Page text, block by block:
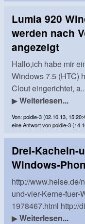
Lumia 920
werden nach
angezeigt
Hallo,ich habe mir
Windows 7.5 (HTC)
Clout eingerichtet,
▶Weiterlesen...
Von: poldie-3 (02.10.13,
eine Antwort von poldie-3
Drei-Kacheln-
Windows-
http://
und-vier-Kerne-fuer-
1978467.html http://
▶Weiterlesen...